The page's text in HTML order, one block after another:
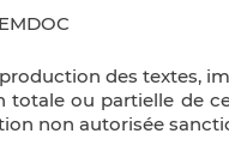
des textes,
totale ou partielle de
non autorisée